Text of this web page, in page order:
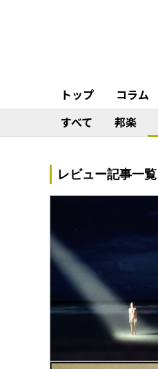
トップ コラム
すべて
邦楽
レビュー記事一覧